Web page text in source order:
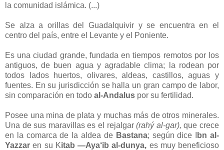
la comunidad islámica. (...)
Se alza a orillas del Guadalquivir y se encuentra en el
centro del país, entre el Levante y el Poniente.
Es una ciudad grande, fundada en tiempos remotos por los
antiguos, de buen agua y agradable clima; la rodean por
todos lados huertos, olivares, aldeas, castillos, aguas y
fuentes. En su jurisdicción se halla un gran campo de labor,
sin comparación en todo al-Andalus por su fertilidad.
Posee una mina de plata y muchas más de otros minerales.
Una de sus maravillas es el rejalgar(rahý al-gar),que crece
en la comarca de la aldea de Bastana; según dice I
bn al-
Yazzar en su Kitab —Aya‘ib al-dunya, es muy beneficioso